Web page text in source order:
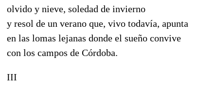
olvido y nieve, soledad de invierno
y resol de un verano que, vivo todavía, apunta
en las lomas lejanas donde el sueño convive
con los campos de Córdoba.
III